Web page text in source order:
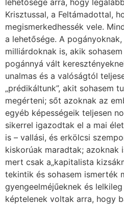
Krisztussal, a Feltámadottal,
megismerkedhessék vele.
a lehetősége. A
milliárdoknak is, akik
pogánnyá vált
unalmas és a valóságtól
„prédikáltunk”, akit sohasem
megérteni; sőt azoknak az
egyéb képességeik teljesen
sikerrel igazodtak el a mai
is – vallási, és erkölcsi
kiskorúak maradtak; azoknak
mert csak a„kapitalista
tekintik és sohasem ismerték
gyengeelméjűeknek és
képtelenek voltak arra, hogy